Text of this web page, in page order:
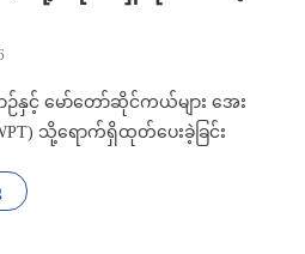
နှင့် မော်တော်ဆိုင်ကယ်များ အေး
သို့ရောက်ရှိထုတ်ပေးခဲ့ခြင်း